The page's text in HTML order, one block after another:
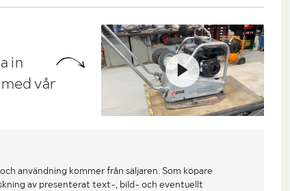
in
vår
användning kommer från säljaren. Som köpare
av presenterat text-, bild- och eventuellt